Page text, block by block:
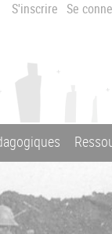
S'inscrire Se